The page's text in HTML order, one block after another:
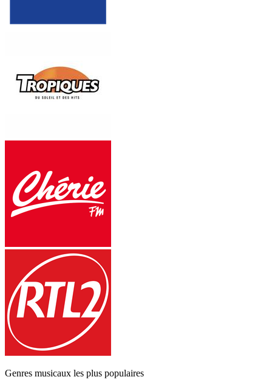
Genres musicaux les plus populaires